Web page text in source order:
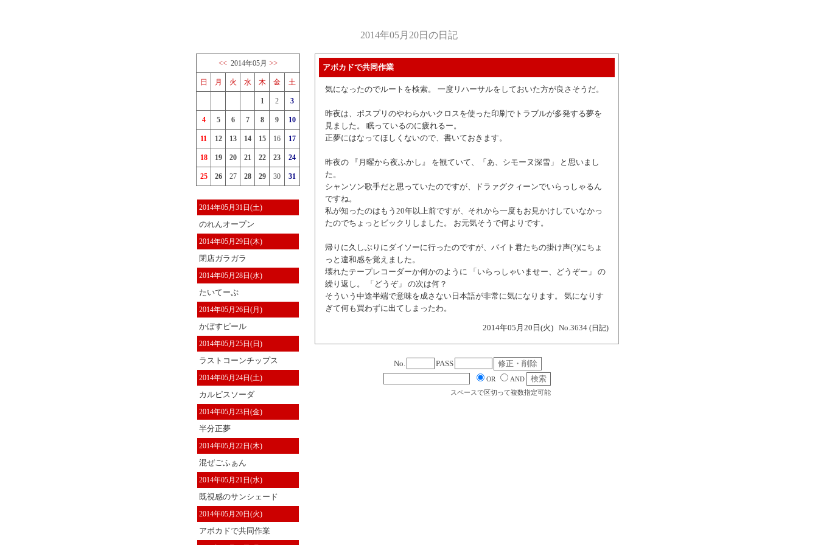
2014年05月20日の日記
<< 2014年05月 >>
日 月 火 水 木 金 土
1 2 3
4 5 6 7 8 9 10
11 12 13 14 15 16 17
18 19 20 21 22 23 24
25 26 27 28 29 30 31
2014年05月31日(土)
のれんオープン
2014年05月29日(木)
閉店ガラガラ
2014年05月28日(水)
たいてーぷ
2014年05月26日(月)
かぼすピール
2014年05月25日(日)
ラストコーンチップス
2014年05月24日(土)
カルピスソーダ
2014年05月23日(金)
半分正夢
2014年05月22日(木)
混ぜごふぁん
2014年05月21日(水)
既視感のサンシェード
2014年05月20日(火)
アボカドで共同作業
アボカドで共同作業
気になったのでルートを検索。 一度リハーサルをしておいた方が良さそうだ。
昨夜は、ポスプリのやわらかいクロスを使った印刷でトラブルが多発する夢を
見ました。 眠っているのに疲れるー。
正夢にはなってほしくないので、書いておきます。
昨夜の 『月曜から夜ふかし』 を観ていて、「あ、シモーヌ深雪」 と思いまし
た。
シャンソン歌手だと思っていたのですが、ドラァグクィーンでいらっしゃるん
ですね。
私が知ったのはもう20年以上前ですが、それから一度もお見かけしていなかっ
たのでちょっとビックリしました。 お元気そうで何よりです。
帰りに久しぶりにダイソーに行ったのですが、バイト君たちの掛け声(?)にちょ
っと違和感を覚えました。
壊れたテープレコーダーか何かのように 「いらっしゃいませー、どうぞー」 の
繰り返し。 「どうぞ」 の次は何？
そういう中途半端で意味を成さない日本語が非常に気になります。 気になりす
ぎて何も買わずに出てしまったわ。
2014年05月20日(火) No.3634 (日記)
No. PASS
OR
AND
スペースで区切って複数指定可能